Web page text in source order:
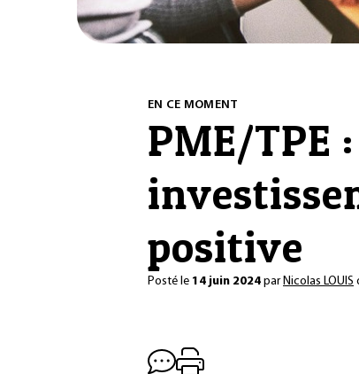
EN CE MOMENT
PME/TPE
positive
Posté le 14 juin 2024 par Nicolas LOUIS